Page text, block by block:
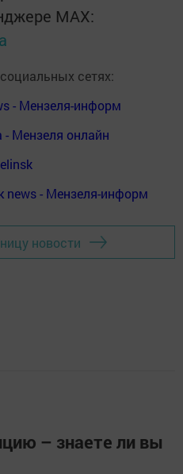
MАХ:
сетях:
- Мензеля-информ
Мензеля онлайн
news - Мензеля-информ
новости
– знаете ли вы